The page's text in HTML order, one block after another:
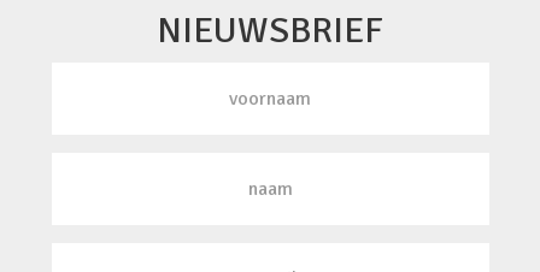
NIEUWSBRIEF